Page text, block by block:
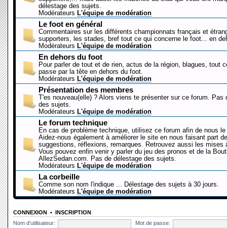
délestage des sujets.
Modérateurs L'équipe de modération
Le foot en général
Commentaires sur les différents championnats français et
supporters, les stades, bref tout ce qui concerne le foot... en
Modérateurs L'équipe de modération
En dehors du foot
Pour parler de tout et de rien, actus de la région, blagues, tout
passe par la tête en dehors du foot.
Modérateurs L'équipe de modération
Présentation des membres
T'es nouveau(elle) ? Alors viens te présenter sur ce forum. Pas
des sujets.
Modérateurs L'équipe de modération
Le forum technique
En cas de problème technique, utilisez ce forum afin de nous le
Aidez-nous également à améliorer le site en nous faisant part
suggestions, réflexions, remarques. Retrouvez aussi les mises
Vous pouvez enfin venir y parler du jeu des pronos et de la
AllezSedan.com. Pas de délestage des sujets.
Modérateurs L'équipe de modération
La corbeille
Comme son nom l'indique ... Délestage des sujets à 30 jours.
Modérateurs L'équipe de modération
CONNEXION • INSCRIPTION
Nom d’utilisateur:
Mot de passe: